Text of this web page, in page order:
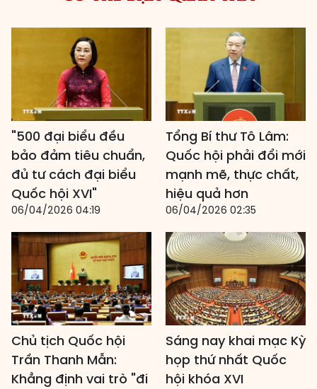
"500 đại biểu đều
bảo đảm tiêu chuẩn,
đủ tư cách đại biểu
Quốc hội XVI"
06/04/2026 04:19
Tổng Bí thư Tô Lâm:
Quốc hội phải đổi mới
mạnh mẽ, thực chất,
hiệu quả hơn
06/04/2026 02:35
Chủ tịch Quốc hội
Trần Thanh Mẫn:
Khẳng định vai trò "đi
Sáng nay khai mạc Kỳ
họp thứ nhất Quốc
hội khóa XVI